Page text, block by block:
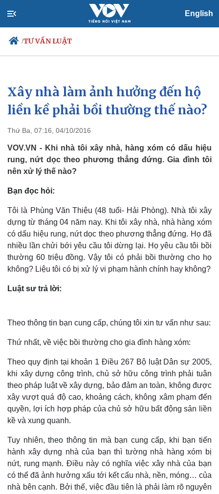
English
/TƯ VẤN LUẬT
Chính trị
Đảng
Tổ chức nhân sự
Nhận diện sự thật
Xã hội
Tin 24h
Dự báo thời tiết
Việc làm
Biển đảo
Xây nhà làm ảnh hưởng đến hộ
liền kề phải bồi thường thế nào?
Thứ Ba, 07:16, 04/10/2016
VOV.VN - Khi nhà tôi xây nhà, hàng xóm có dấu hiệu
rung, nứt dọc theo phương thẳng đứng. Gia đình tôi
nên xử lý thế nào?
Bạn đọc hỏi:
Tôi là Phùng Văn Thiệu (48 tuổi- Hải Phòng). Nhà tôi xây
dựng từ tháng 04 năm nay. Khi tôi xây nhà, nhà hàng xóm
có dấu hiệu rung, nứt dọc theo phương thẳng đứng. Họ đã
nhiều lần chửi bới yêu cầu tôi dừng lại. Họ yêu cầu tôi bồi
thường 60 triệu đồng. Vậy tôi có phải bồi thường cho họ
không? Liệu tôi có bị xử lý vi phạm hành chính hay không?
Luật sư trả lời:
Theo thông tin bạn cung cấp, chúng tôi xin tư vấn như sau:
Thứ nhất, về việc bồi thường cho gia đình hàng xóm:
Theo quy định tại khoản 1 Điều 267 Bộ luật Dân sự 2005,
khi xây dựng công trình, chủ sở hữu công trình phải tuân
theo pháp luật về xây dựng, bảo đảm an toàn, không được
xây vượt quá độ cao, khoảng cách, không xâm phạm đến
quyền, lợi ích hợp pháp của chủ sở hữu bất động sản liền
kề và xung quanh.
Tuy nhiên, theo thông tin mà bạn cung cấp, khi bạn tiến
hành xây dựng nhà của bạn thì tường nhà hàng xóm bị
nứt, rung mạnh. Điều này có nghĩa việc xây nhà của bạn
có thể đã ảnh hưởng xấu tới kết cấu nhà, nền, móng… của
nhà bên cạnh. Bởi thế, việc đầu tiên là phải làm rõ nguyên